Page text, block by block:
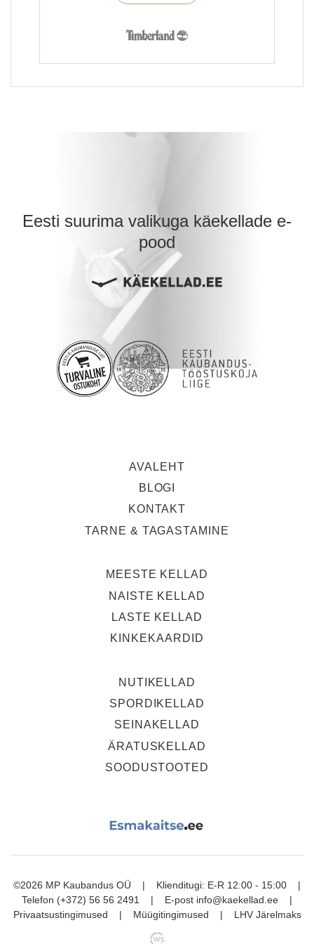
Eesti suurima valikuga käekellade e-
pood
AVALEHT
BLOGI
KONTAKT
TARNE & TAGASTAMINE
MEESTE KELLAD
NAISTE KELLAD
LASTE KELLAD
KINKEKAARDID
NUTIKELLAD
SPORDIKELLAD
SEINAKELLAD
ÄRATUSKELLAD
SOODUSTOOTED
©2026 MP Kaubandus OÜ | Klienditugi: E-R 12:00 - 15:00 |
Telefon (+372) 56 56 2491 | E-post info@kaekellad.ee |
Privaatsustingimused | Müügitingimused | LHV Järelmaks